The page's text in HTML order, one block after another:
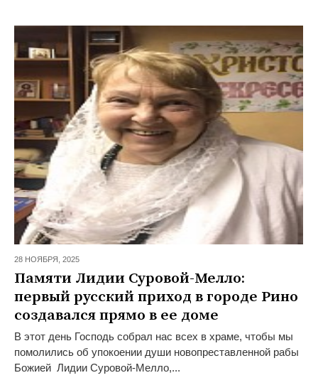
28 НОЯБРЯ, 2025
Памяти Лидии Суровой-Мелло:
первый русский приход в городе Рино
создавался прямо в ее доме
В этот день Господь собрал нас всех в храме, чтобы мы
помолились об упокоении души новопреставленной рабы
Божией Лидии Суровой-Мелло,...